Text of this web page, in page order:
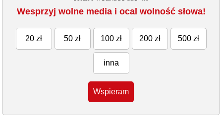
Wesprzyj wolne media i ocal wolność słowa!
20 zł 50 zł 100 zł 200 zł 500 zł
inna
Wspieram